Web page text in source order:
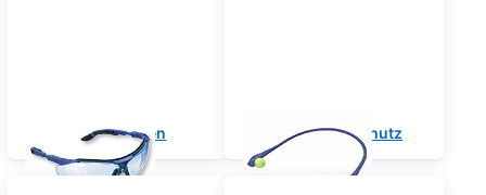
Schutzbrillen Bügelgehörschutz